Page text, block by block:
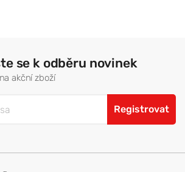
se k odběru novinek
akční zboží
Registrovat